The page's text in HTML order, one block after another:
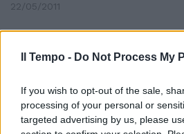
Il Tempo - Do Not Process My
If you wish to opt-out of the sale,
processing of your personal or
targeted advertising by us, please
22/05/2011
Uno sportello contro le
31/10/2010